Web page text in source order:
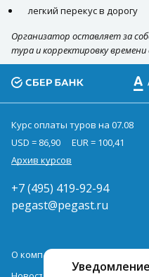
легкий перекус в дорогу
Организатор оставляет за
тура и корректировку времени
Курс оплаты туров на 07.08
USD = 86,90
EUR = 100,41
Архив курсов
+7 (495) 419-92-94
pegast@pegast.ru
О компании